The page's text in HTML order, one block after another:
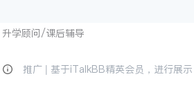
升学顾问/课后辅导
推广 | 基于iTalkBB精英会员，进行展示